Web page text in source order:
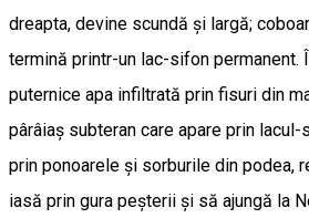
dreapta, devine scundă și largă;
termină printr-un lac-sifon permanent.
puternice apa infiltrată prin fisuri din
pârâiaș subteran care apare prin
prin ponoarele și sorburile din podea,
iasă prin gura peșterii și să ajungă la